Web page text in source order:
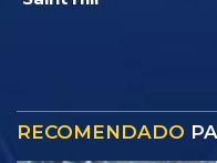
RECOMENDADO